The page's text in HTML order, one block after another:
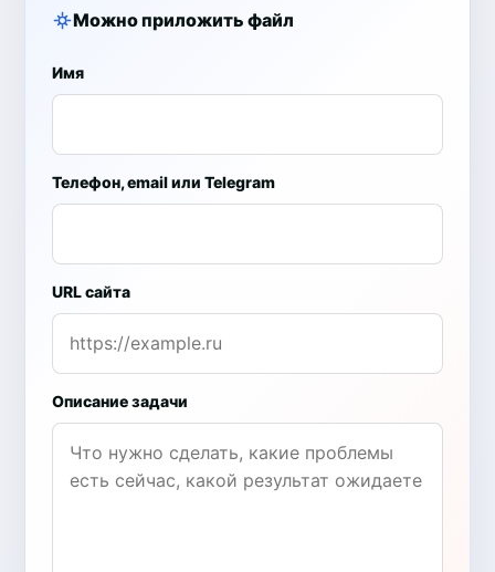
Можно приложить файл
Имя
Телефон, email или Telegram
URL сайта
Описание задачи